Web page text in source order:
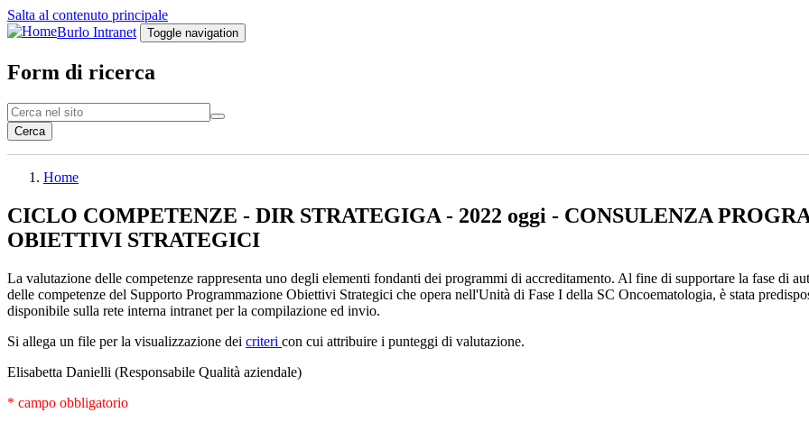
Salta al contenuto principale
Burlo Intranet
Toggle navigation
Form di ricerca
Cerca
Home
CICLO COMPETENZE - DIR STRATEGIGA - 2022 oggi - CONSULENZA
OBIETTIVI STRATEGICI
La valutazione delle competenze rappresenta uno degli elementi fondanti dei programmi di accreditamento. Al fine di supportare la fase di
delle competenze del Supporto Programmazione Obiettivi Strategici che opera nell'Unità di Fase I della SC Oncoematologia, è stata
disponibile sulla rete interna intranet per la compilazione ed invio.
Si allega un file per la visualizzazione dei criteri con cui attribuire i punteggi di valutazione.
Elisabetta Danielli (Responsabile Qualità aziendale)
* campo obbligatorio